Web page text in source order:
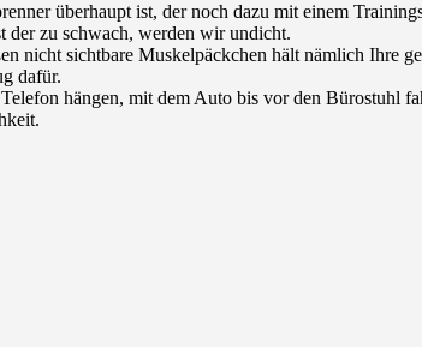
überhaupt ist, der noch dazu mit einem
der zu schwach, werden wir undicht.
nicht sichtbare Muskelpäckchen hält nämlich Ihre
dafür.
hängen, mit dem Auto bis vor den Bürostuhl